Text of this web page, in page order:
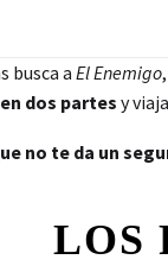
busca a El Enemigo,
dos partesy
no te da un
LOS